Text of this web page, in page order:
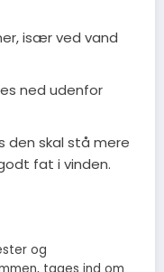
især ved vand
ned udenfor
den skal stå mere
fat i vinden.
og